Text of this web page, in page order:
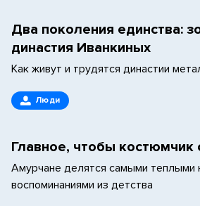
Два поколения единства:
династия Иванкиных
Как живут и трудятся династии
Люди
Главное, чтобы костюмчик
Амурчане делятся самыми теплыми
воспоминаниями из детства